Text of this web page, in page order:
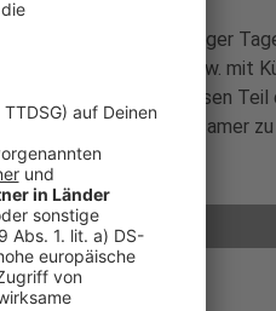
die innerhalb weniger
der Innenwände (bspw. mit
können einen gewissen
dass der Kürbis langsamer